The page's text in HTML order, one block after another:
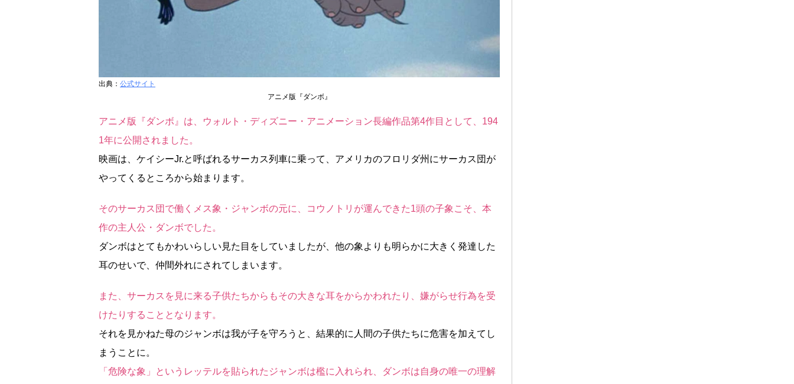
出典： 公式サイト
アニメ版『ダンボ』
アニメ版『ダンボ』は、ウォルト・ディズニー・アニメーション長編作品第4作目として、194
1年に公開されました。
映画は、ケイシーJr.と呼ばれるサーカス列車に乗って、アメリカのフロリダ州にサーカス団が
やってくるところから始まります。
そのサーカス団で働くメス象・ジャンボの元に、コウノトリが運んできた1頭の子象こそ、本
作の主人公・ダンボでした。
ダンボはとてもかわいらしい見た目をしていましたが、他の象よりも明らかに大きく発達した
耳のせいで、仲間外れにされてしまいます。
また、サーカスを見に来る子供たちからもその大きな耳をからかわれたり、嫌がらせ行為を受
けたりすることとなります。
それを見かねた母のジャンボは我が子を守ろうと、結果的に人間の子供たちに危害を加えてし
まうことに。
「危険な象」というレッテルを貼られたジャンボは檻に入れられ、ダンボは自身の唯一の理解